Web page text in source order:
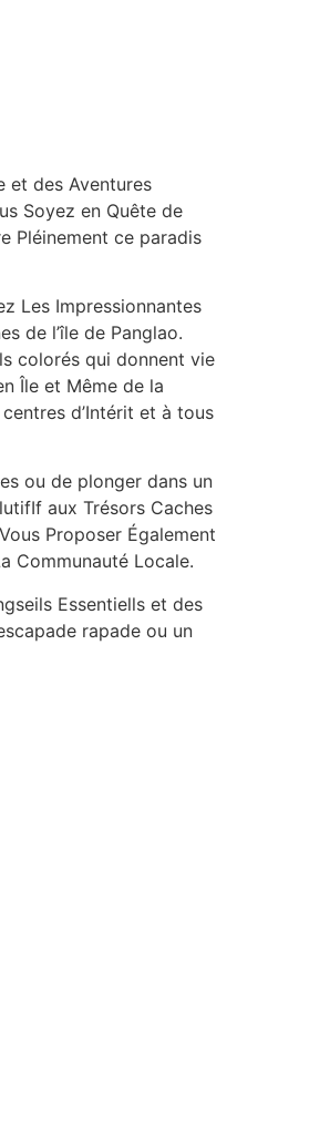
et des Aventures
Soyez en Quête de
Pléinement ce paradis
Les Impressionnantes
de l’île de Panglao.
colorés qui donnent vie
Île et Même de la
d’Intérit et à tous
ou de plonger dans un
aux Trésors Caches
Proposer Également
Communauté Locale.
Essentiells et des
rapade ou un